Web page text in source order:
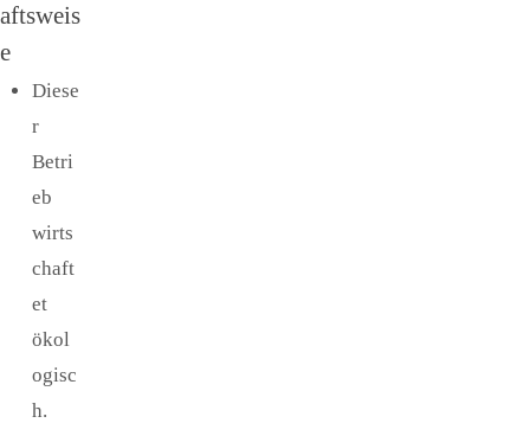
aftsweis
e
Diese
r
Betri
eb
wirts
chaft
et
ökol
ogisc
h.